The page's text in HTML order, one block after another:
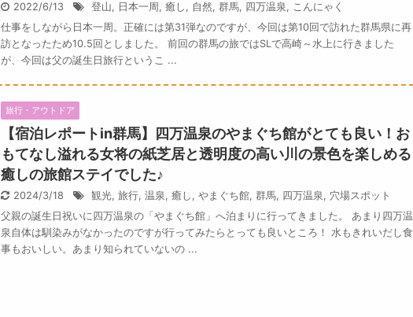
2022/6/13 登山, 日本一周 , 癒し , 自然, 群馬, 四万温泉, こんにゃく
仕事をしながら日本一周。正確には第31弾なのですが、今回は第10回で訪れた群馬県に再
訪となったため10.5回としました。 前回の群馬の旅ではSLで高崎～水上に行きました
が、今回は父の誕生日旅行というこ ...
旅行・アウトドア
【宿泊レポートin群馬】四万温泉のやまぐち館がとても良い！お
もてなし溢れる女将の紙芝居と透明度の高い川の景色を楽しめる
癒しの旅館ステイでした♪
2024/3/18 観光, 旅行, 温泉, 癒し , やまぐち館, 群馬, 四万温泉, 穴場スポット
父親の誕生日祝いに四万温泉の「やまぐち館」へ泊まりに行ってきました。 あまり四万温
泉自体は馴染みがなかったのですが行ってみたらとっても良いところ！ 水もきれいだし食
事もおいしい。あまり知られていないの ...